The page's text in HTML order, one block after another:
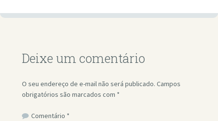
Deixe um comentário
O seu endereço de e-mail não será publicado. Campos
obrigatórios são marcados com *
Comentário *